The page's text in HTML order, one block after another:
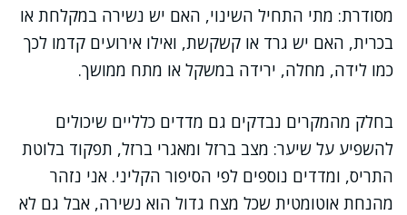
מסודרת: מתי התחיל השינוי, האם יש נשירה במקלחת או
בכרית, האם יש גרד או קשקשת, ואילו אירועים קדמו לכך
כמו לידה, מחלה, ירידה במשקל או מתח ממושך.
בחלק מהמקרים נבדקים גם מדדים כלליים שיכולים
להשפיע על שיער: מצב ברזל ומאגרי ברזל, תפקוד בלוטת
התריס, ומדדים נוספים לפי הסיפור הקליני. אני נזהר
מהנחת אוטומטית שכל מצח גדול הוא נשירה, אבל גם לא